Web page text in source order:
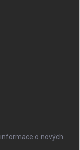
o nových